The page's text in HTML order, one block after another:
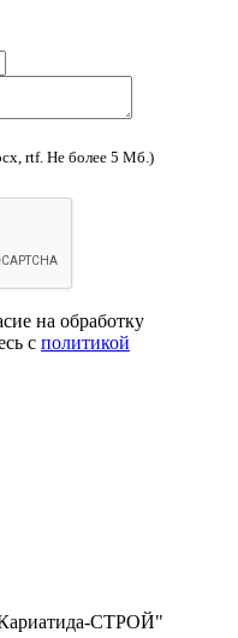
rtf. Не более 5 Мб.)
на обработку
с политикой
СТРОЙ"